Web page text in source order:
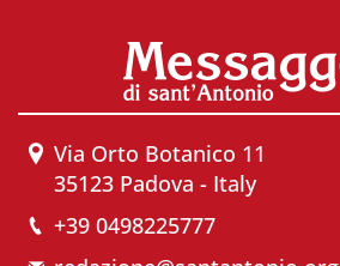
Via Orto Botanico 11
35123 Padova - Italy
+39 0498225777